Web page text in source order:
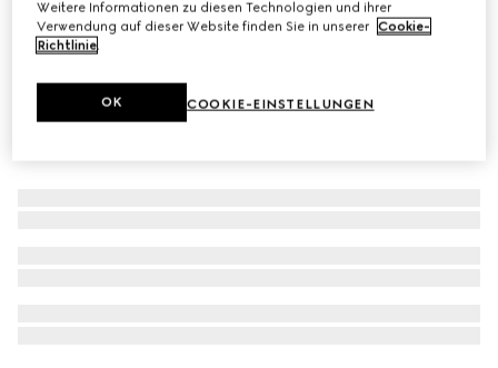
Weitere Informationen zu diesen Technologien und ihrer
Verwendung auf dieser Website finden Sie in unserer Cookie-
Richtlinie.
COOKIE-EINSTELLUNGEN
OK